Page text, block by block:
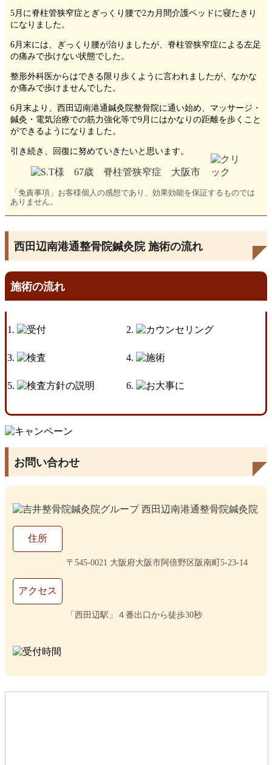
5月に脊柱管狭窄症とぎっくり腰で2カ月間介護ベッドに寝たきり
になりました。
6月末には、ぎっくり腰が治りましたが、脊柱管狭窄症による左足
の痛みで歩けない状態でした。
整形外科医からはできる限り歩くように言われましたが、なかな
か痛みで歩けませんでした。
6月末より、西田辺南港通鍼灸院整骨院に通い始め、マッサージ・
鍼灸・電気治療での筋力強化等で9月にはかなりの距離を歩くこと
ができるようになりました。
引き続き、回復に努めていきたいと思います。
「免責事項」お客様個人の感想であり、効果効能を保証するものでは
ありません。
西田辺南港通整骨院鍼灸院 施術の流れ
施術の流れ
お問い合わせ
住所
〒545-0021 大阪府大阪市阿倍野区阪南町5-23-14
アクセス
「西田辺駅」４番出口から徒歩30秒